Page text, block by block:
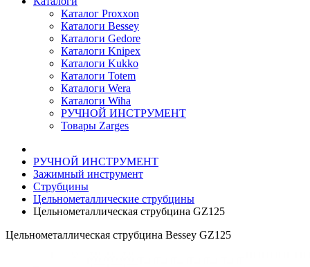
Каталог Proxxon
Каталоги Bessey
Каталоги Gedore
Каталоги Knipex
Каталоги Kukko
Каталоги Totem
Каталоги Wera
Каталоги Wiha
РУЧНОЙ ИНСТРУМЕНТ
Товары Zarges
РУЧНОЙ ИНСТРУМЕНТ
Зажимный инструмент
Струбцины
Цельнометаллические струбцины
Цельнометаллическая струбцина GZ125
Цельнометаллическая струбцина Bessey GZ125